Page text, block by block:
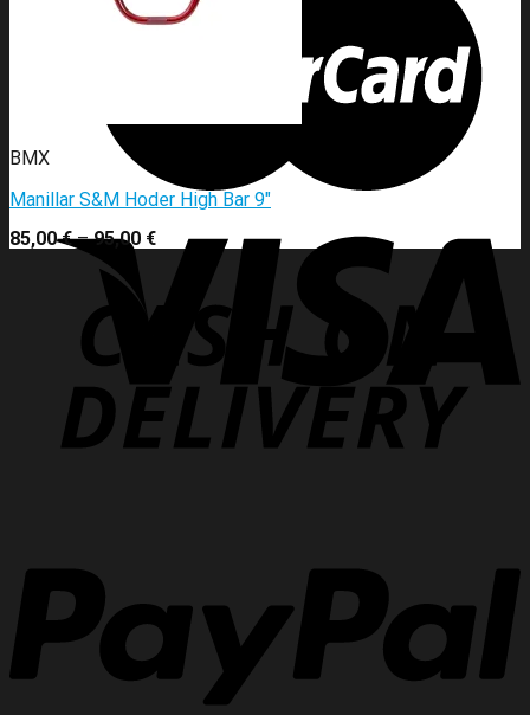
BMX
Manillar S&M Hoder High Bar 9″
85,00€–95,00 €